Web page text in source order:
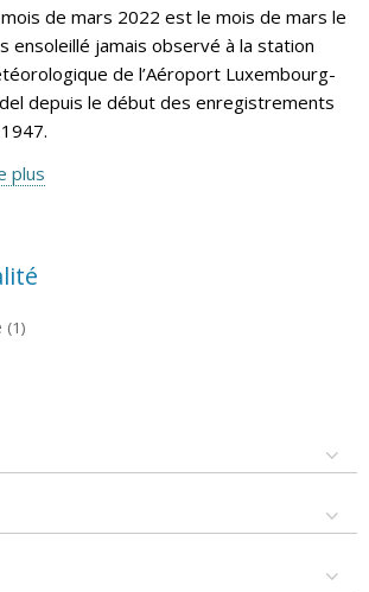
de mars 2022 est le mois de mars le
ensoleillé jamais observé à la station
de l’Aéroport Luxembourg-
depuis le début des enregistrements
plus
(1)